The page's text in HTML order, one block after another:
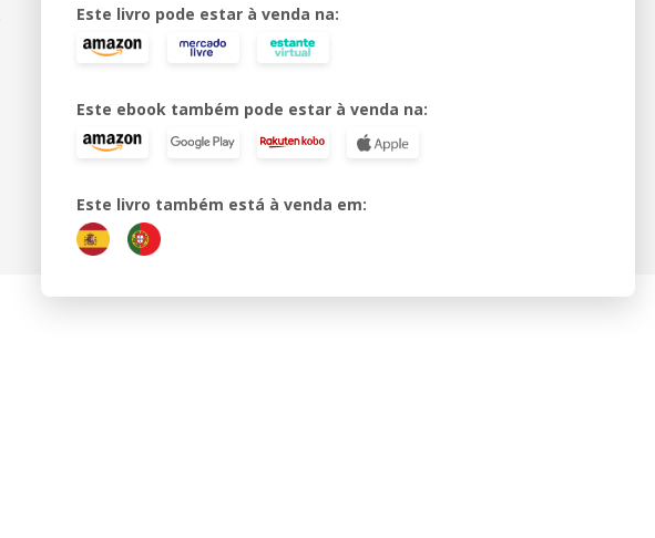
Este livro pode estar à venda na:
Este ebook também pode estar à venda na:
Este livro também está à venda em: